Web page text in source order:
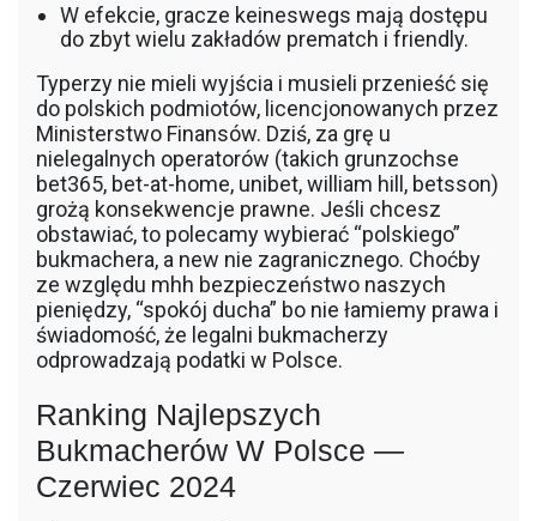
W efekcie, gracze keineswegs mają dostępu
do zbyt wielu zakładów prematch i friendly.
Typerzy nie mieli wyjścia i musieli przenieść się
do polskich podmiotów, licencjonowanych przez
Ministerstwo Finansów. Dziś, za grę u
nielegalnych operatorów (takich grunzochse
bet365, bet-at-home, unibet, william hill, betsson)
grożą konsekwencje prawne. Jeśli chcesz
obstawiać, to polecamy wybierać “polskiego”
bukmachera, a new nie zagranicznego. Choćby
ze względu mhh bezpieczeństwo naszych
pieniędzy, “spokój ducha” bo nie łamiemy prawa i
świadomość, że legalni bukmacherzy
odprowadzają podatki w Polsce.
Ranking Najlepszych
Bukmacherów W Polsce —
Czerwiec 2024